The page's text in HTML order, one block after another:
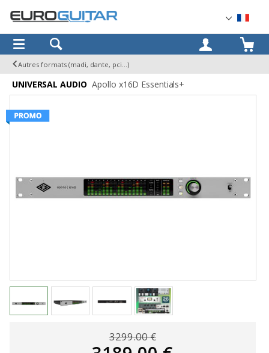
OK
Autres formats (madi, dante, pci...)
UNIVERSAL AUDIO Apollo x16D Essentials+
3299.00 €